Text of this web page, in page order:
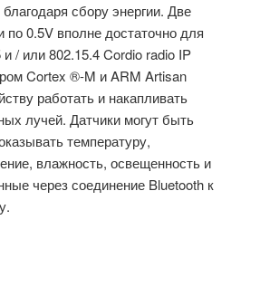
сбору энергии. Две
по 0.5V вполне достаточно для
и / или 802.15.4 Cordio radio IP
Cortex ®-M и ARM Artisan
работать и накапливать
лучей. Датчики могут быть
температуру,
влажность, освещенность и
через соединение Bluetooth к